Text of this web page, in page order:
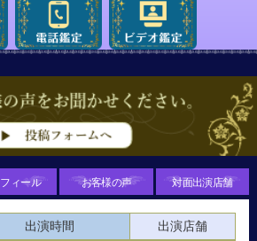
出演時間
出演店舗
ィール お客様の声 対面出演店舗